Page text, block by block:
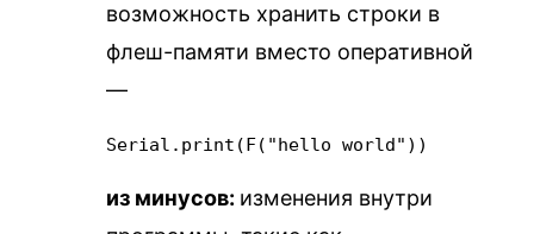
возможность хранить строки в
флеш-памяти вместо оперативной
—
Serial.print(F("hello world"))
из минусов: изменения внутри